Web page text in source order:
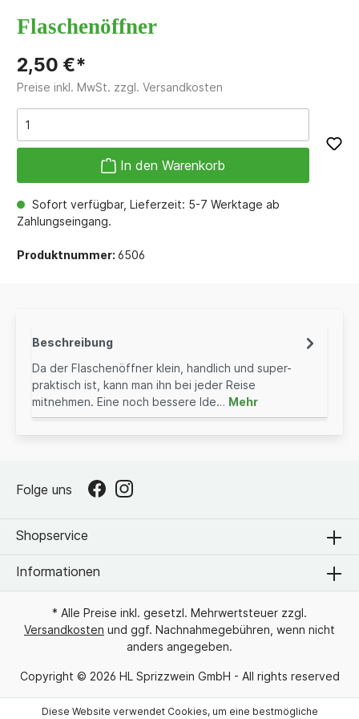
Flaschenöffner
2,50 €*
Preise inkl. MwSt. zzgl. Versandkosten
Sofort verfügbar, Lieferzeit: 5-7 Werktage ab
Zahlungseingang.
In den Warenkorb
Produktnummer: 6506
Beschreibung
Da der Flaschenöffner klein, handlich und super-
praktisch ist, kann man ihn bei jeder Reise
mitnehmen. Eine noch bessere Ide… Mehr
Folge uns
Shopservice
Informationen
* Alle Preise inkl. gesetzl. Mehrwertsteuer zzgl.
Versandkosten und ggf. Nachnahmegebühren, wenn nicht
anders angegeben.
Copyright © 2026 HL Sprizzwein GmbH - All rights reserved
Diese Website verwendet Cookies, um eine bestmögliche